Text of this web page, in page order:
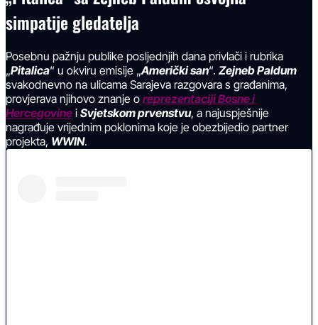
simpatije gledatelja
Posebnu pažnju publike posljednjih dana privlači i rubrika
„Pitalica“ u okviru emisije „Američki san“. Zejneb Paldum
svakodnevno na ulicama Sarajeva razgovara s građanima,
provjerava njihovo znanje o reprezentaciji Bosne i
Hercegovine i Svjetskom prvenstvu, a najuspješnije
nagrađuje vrijednim poklonima koje je obezbijedio partner
projekta, WWIN.